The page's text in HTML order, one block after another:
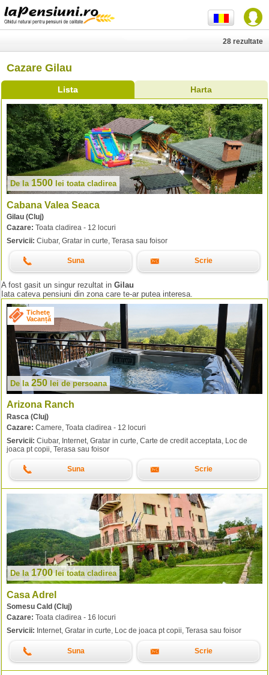
Cazare Gilau
Lista Harta
28 rezultate
De la 1500 lei toata cladirea
Cabana Valea Seaca
Gilau (Cluj)
Cazare: Toata cladirea - 12 locuri
Servicii: Ciubar, Gratar in curte, Terasa sau foisor
Suna Scrie
A fost gasit un singur rezultat in Gilau
Iata cateva pensiuni din zona care te-ar putea interesa.
Tichete
Vacanță
De la 250 lei de persoana
Arizona Ranch
Rasca (Cluj)
Cazare: Camere, Toata cladirea - 12 locuri
Servicii: Ciubar, Internet, Gratar in curte, Carte de credit acceptata, Loc de
joaca pt copii, Terasa sau foisor
Suna Scrie
De la 1700leitoata cladirea
Casa Adrel
Somesu Cald (Cluj)
Cazare: Toata cladirea - 16 locuri
Servicii: Internet, Gratar in curte, Loc de joaca pt copii, Terasa sau foisor
Suna Scrie